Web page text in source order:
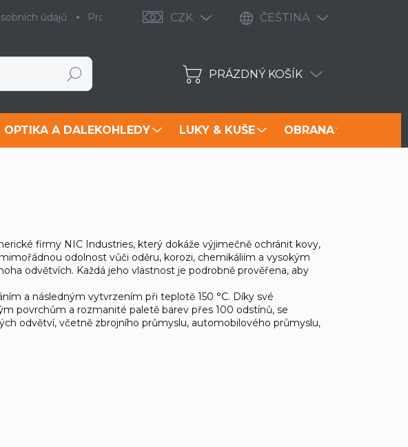
údajů Prodávané značky Zbrojní průkaz 2021: Jak v ČR získat
CZK ČEŠTINA
Hledat
NÁKUPNÍ
PRÁZDNÝ KOŠÍK
OPTIKA A DALEKOHLEDY LUKY & KUŠE OBRANA
firmy NIC Industries, který dokáže výjimečně ochránit kovy,
odolnost vůči oděru, korozi, chemikáliím a vysokým
odvětvích. Každá jeho vlastnost je podrobně prověřena, aby
a následným vytvrzením při teplotě 150 °C. Díky své
povrchům a rozmanité paletě barev přes 100 odstínů, se
odvětví, včetně zbrojního průmyslu, automobilového průmyslu,